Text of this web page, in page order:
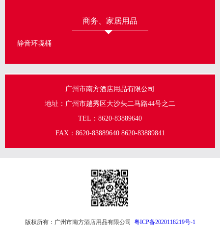
商务、家居用品
静音环境桶
广州市南方酒店用品有限公司
地址：广州市越秀区大沙头二马路44号之二
TEL：8620-83889640
FAX：8620-83889640 8620-83889841
版权所有：广州市南方酒店用品有限公司 粤ICP备2020118219号-1